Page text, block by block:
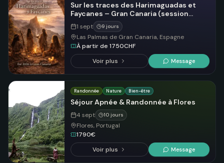
Sur les traces des Harimaguadas et
Faycanes – Gran Canaria (session
septembre)
1 sept 9 jours
Las Palmas de Gran Canaria, Espagne
À partir de 1750CHF
Voir plus
Message
Randonnée Nature Bien-être
Séjour Apnée & Randonnée à Flores
4 sept 10 jours
Flores, Portugal
1790€
Voir plus
Message